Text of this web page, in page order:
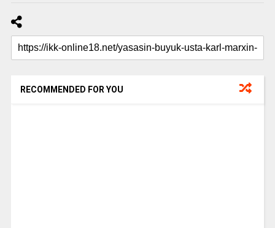
RECOMMENDED FOR YOU